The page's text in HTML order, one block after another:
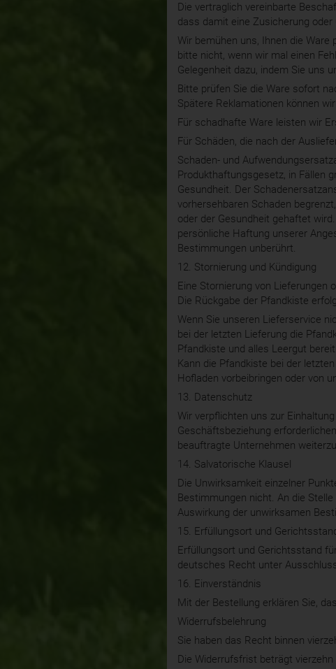
Die vertraglich vereinbarte
dass damit eine Zusicherung oder
Wir bemühen uns, Ihnen die
bitte nicht, wenn wir mal einen
Gelegenheit dazu, indem Sie uns
Bitte prüfen Sie die Ware sofort
Spätere Reklamationen können
Für schadhafte Ware leisten wir
Für Schäden, die nach der
Schaden- und
Produkthaftungsgesetz, in Fällen
Gesundheit. Der
vorhersehbaren Schaden
oder der Gesundheit gehaftet
persönliche Haftung unserer
Bestimmungen unberührt.
12. Stornierung und Kündigung
Eine Stornierung von Lieferungen
Die Rückgabe der Pfandkiste
Wenn Sie unseren Lieferservice
bei der letzten Lieferung die
Pfandkiste und alles Leergut
Kann die Pfandkiste bei der
Hofladen vorbeibringen oder von
13. Datenschutz
Wir verpflichten uns zur
Geschäftsbeziehung
beauftragte Unternehmen
14. Salvatorische Klausel
Die Unwirksamkeit einzelner
Bestimmungen nicht. An die
Auswirkung der unwirksamen
15. Erfüllungsort und
Erfüllungsort und Gerichtsstand
deutsches Recht unter
16. Einverständnis
Mit der Bestellung erklären Sie,
Widerrufsbelehrung
Sie haben das Recht binnen
Die Widerrufsfrist beträgt